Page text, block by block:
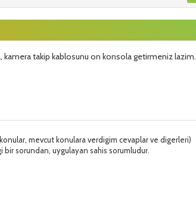
kamera takip kablosunu on konsola getirmeniz lazim.
mevcut konulara verdigim cevaplar ve digerleri)
sorundan, uygulayan sahis sorumludur.